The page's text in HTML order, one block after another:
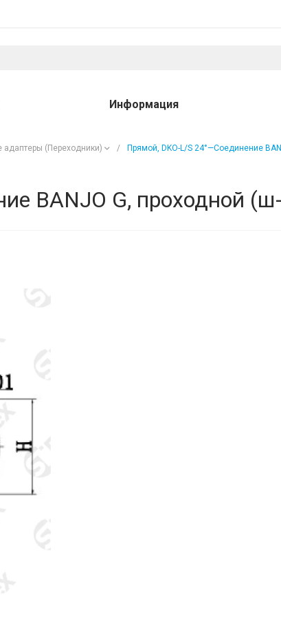
Информация
адаптеры (Переходники) / Прямой, DKO-L/S 24°—Соединение
BANJO G, проходной